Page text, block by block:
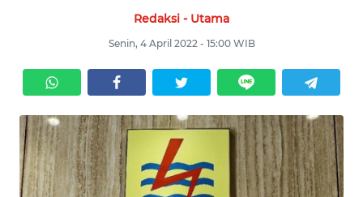
Redaksi - Utama
Senin, 4 April 2022 - 15:00 WIB
TOKOH
Informasi
INDEKS
BERITA